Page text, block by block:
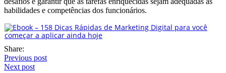
habilidades e competências dos funcionários.
Share:
Previous post
Next post